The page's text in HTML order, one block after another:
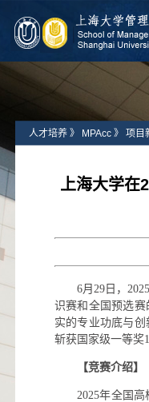
人才培养 》 MPAcc 》 项目
上海大学在
6月29日，
识赛和全国预选
实的专业功底与
斩获国家级一等奖1
【竞赛介绍】
2025年全国